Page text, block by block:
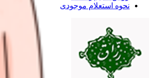
نحوه استعلام موجودی